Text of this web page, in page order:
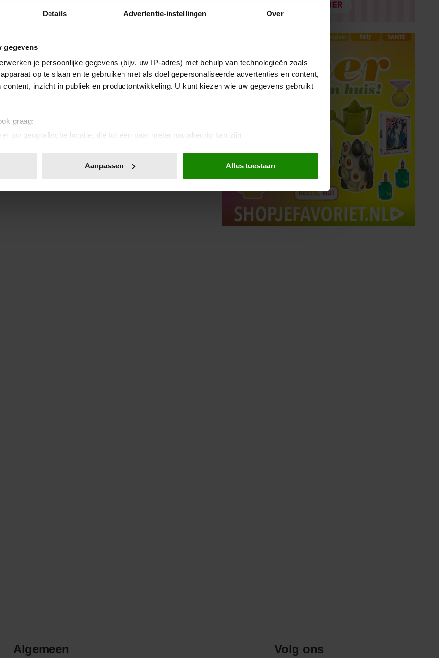
Details Advertentie-instellingen Over
gegevens
je persoonlijke gegevens (bijv. uw IP-adres) met behulp van technologieën zoals
op te slaan en te gebruiken met als doel gepersonaliseerde advertenties en content,
content, inzicht in publiek en productontwikkeling. U kunt kiezen wie uw gegevens gebruikt
graag:
uw geografische locatie, die tot een paar meter nauwkeurig kan zijn
door het actief te scannen op specifieke eigenschappen (fingerprinting)
of intrekken in de Cookieverklaring.
en advertenties te personaliseren, om functies voor social media te bieden en om ons
Ook delen we informatie over uw gebruik van onze site met onze partners voor social
Deze partners kunnen deze gegevens combineren met andere informatie die u aan ze heeft
Aanpassen Alles toestaan
Algemeen Volg ons